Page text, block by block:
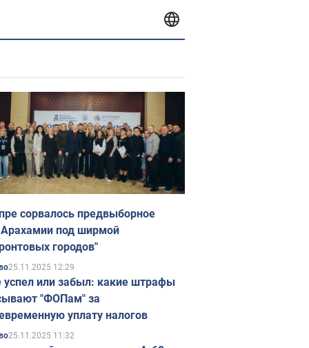
сорвалось предвыборное
Арахамии под ширмой
городов"
25.11.2025 12:29
успел или забыл: какие штрафы
"ФОПам" за
уплату налогов
25.11.2025 11:32